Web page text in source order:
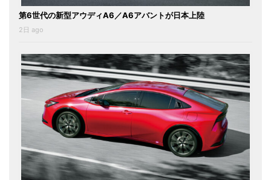
第6世代の新型アウディA6／A6アバントが日本上陸
2日 ago